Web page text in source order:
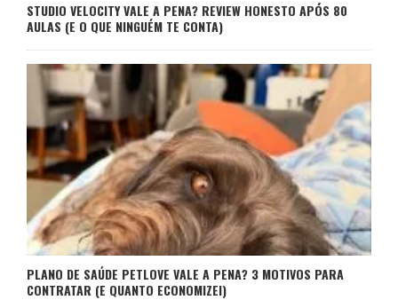
STUDIO VELOCITY VALE A PENA? REVIEW HONESTO APÓS 80
AULAS (E O QUE NINGUÉM TE CONTA)
PLANO DE SAÚDE PETLOVE VALE A PENA? 3 MOTIVOS PARA
CONTRATAR (E QUANTO ECONOMIZEI)